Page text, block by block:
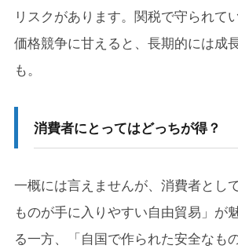
リスクがあります。関税で守られて
価格競争に甘えると、長期的には成
も。
消費者にとってはどっちが得？
一概には言えませんが、消費者とし
ものが手に入りやすい自由貿易」が
る一方、「自国で作られた安全なも